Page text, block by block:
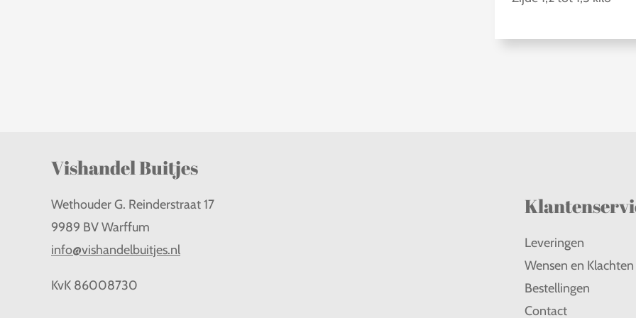
Vishandel Buitjes
Wethouder G. Reinderstraat 17
9989 BV Warffum
info@vishandelbuitjes.nl
KvK 86008730
Leveringen
Wensen en Klachten
Bestellingen
Contact